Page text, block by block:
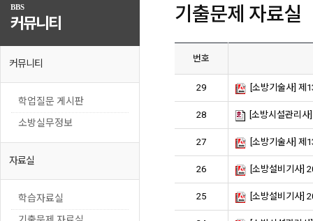
BBS
커뮤니티
커뮤니티
학업질문 게시판
소방실무정보
자료실
학습자료실
기출문제 자료실
번호
29 [소방기술사] 제
28 [소방시설관리
27 [소방기술사] 제
26 [소방설비기사]
25 [소방설비기사]